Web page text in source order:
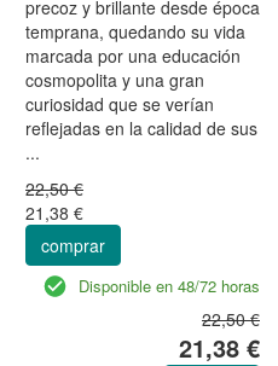
precoz y brillante desde época
temprana, quedando su vida
marcada por una educación
cosmopolita y una gran
curiosidad que se verían
reflejadas en la calidad de sus
...
22,50 €
21,38 €
comprar
Disponible en 48/72 horas
22,50 €
21,38 €